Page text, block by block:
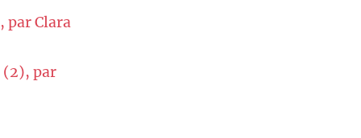
par Clara
(2), par